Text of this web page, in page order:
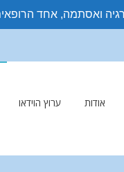
אודות ערוץ הוידאו
ואסתמה, אחד